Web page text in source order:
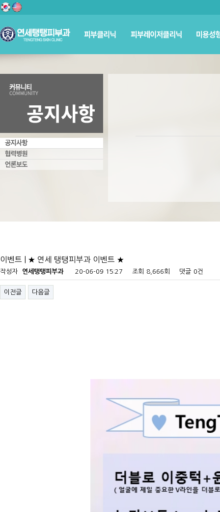
이벤트 | ★ 연세 탱탱피부과 이벤트 ★
작성자 연세탱탱피부과 20-06-09 15:27 조회 8,666회 댓글 0건
이전글 다음글